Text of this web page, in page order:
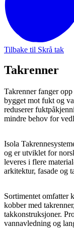
Tilbake til Skrå tak
Takrenner
Takrenner fanger
bygget mot fukt og
reduserer
mindre behov for
Isola
og er utviklet for
leveres i flere
arkitektur, fasade og
Sortimentet omfatter
kobber med
takkonstruksjoner.
vannavledning og